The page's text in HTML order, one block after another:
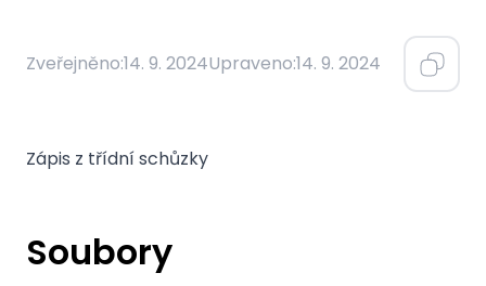
Zveřejněno:14. 9. 2024Upraveno:14. 9. 2024
Zápis z třídní schůzky
Soubory